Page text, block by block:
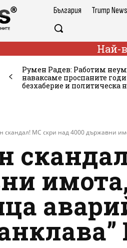
България Trump News
Най-
Румен Радев: Работим
наваксаме проспаните
безхаберие и политическа
скандал! МС скри над 4000 държавни